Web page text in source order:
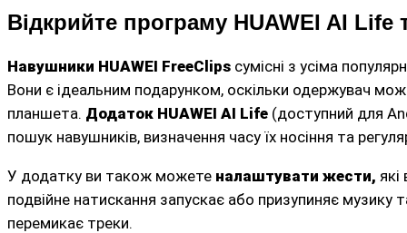
Відкрийте програму HUAWEI AI Life
Навушники HUAWEI FreeClips сумісні з усіма
Вони є ідеальним подарунком, оскільки одержувач
планшета. Додаток HUAWEI AI Life (доступний для
пошук навушників, визначення часу їх носіння та
У додатку ви також можете налаштувати жести,
подвійне натискання запускає або призупиняє музику
перемикає треки.